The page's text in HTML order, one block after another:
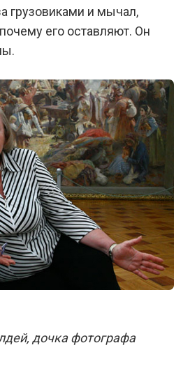
грузовиками и мычал,
его оставляют. Он
дочка фотографа